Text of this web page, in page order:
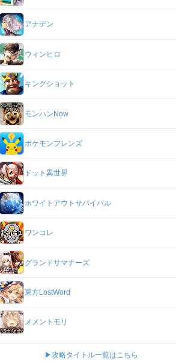
アナデン
ウィンヒロ
キングショット
モンハンNow
ポケモンフレンズ
ドット異世界
ホワイトアウトサバイバル
ワンコレ
グランドサマナーズ
東方LostWord
メメントモリ
▶攻略タイトル一覧はこちら